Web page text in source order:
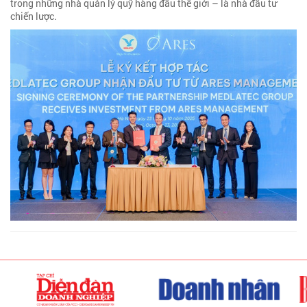
trong những nhà quản lý quỹ hàng đầu thế giới – là nhà đầu tư
chiến lược.